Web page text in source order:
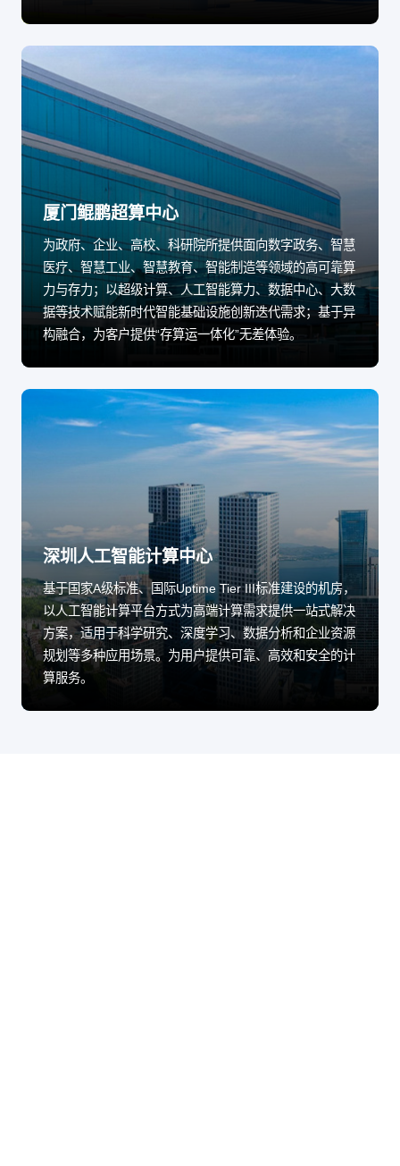
厦门鲲鹏超算中心
为政府、企业、高校、科研院所提供面向数字政务、智慧
医疗、智慧工业、智慧教育、智能制造等领域的高可靠算
力与存力；以超级计算、人工智能算力、数据中心、大数
据等技术赋能新时代智能基础设施创新迭代需求；基于异
构融合，为客户提供“存算运一体化”无差体验。
深圳人工智能计算中心
基于国家A级标准、国际Uptime Tier III标准建设的机房，
以人工智能计算平台方式为高端计算需求提供一站式解决
方案，适用于科学研究、深度学习、数据分析和企业资源
规划等多种应用场景。为用户提供可靠、高效和安全的计
算服务。